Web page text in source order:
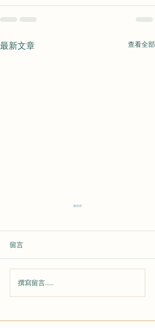
最新文章 查看全部
💕 從 心 而 來 的 香 氣
220802 💕
留言
撰寫留言......